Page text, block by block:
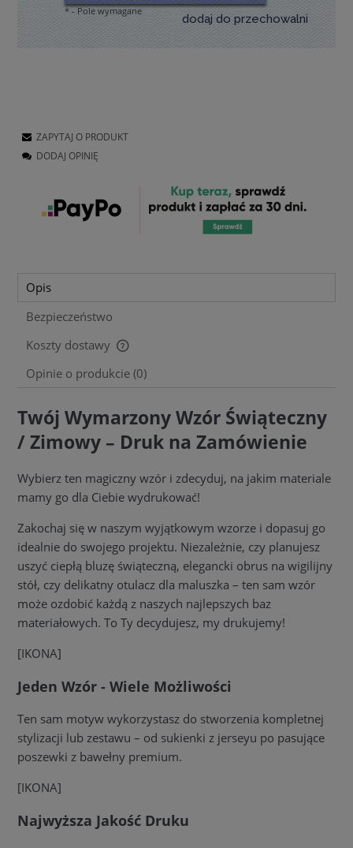
dodaj do przechowalni
*- Pole wymagane
ZAPYTAJ O PRODUKT
DODAJ OPINIĘ
Opis
Bezpieczeństwo
Koszty dostawy
Cena nie zawiera ewentualnych kosztów płatności
Opinie o produkcie (0)
Twój Wymarzony Wzór Świąteczny
/ Zimowy – Druk na Zamówienie
Wybierz ten magiczny wzór i zdecyduj, na jakim materiale
mamy go dla Ciebie wydrukować!
Zakochaj się w naszym wyjątkowym wzorze i dopasuj go
idealnie do swojego projektu. Niezależnie, czy planujesz
uszyć ciepłą bluzę świąteczną, elegancki obrus na wigilijny
stół, czy delikatny otulacz dla maluszka – ten sam wzór
może ozdobić każdą z naszych najlepszych baz
materiałowych. To Ty decydujesz, my drukujemy!
[IKONA]
Jeden Wzór - Wiele Możliwości
Ten sam motyw wykorzystasz do stworzenia kompletnej
stylizacji lub zestawu – od sukienki z jerseyu po pasujące
poszewki z bawełny premium.
[IKONA]
Najwyższa Jakość Druku